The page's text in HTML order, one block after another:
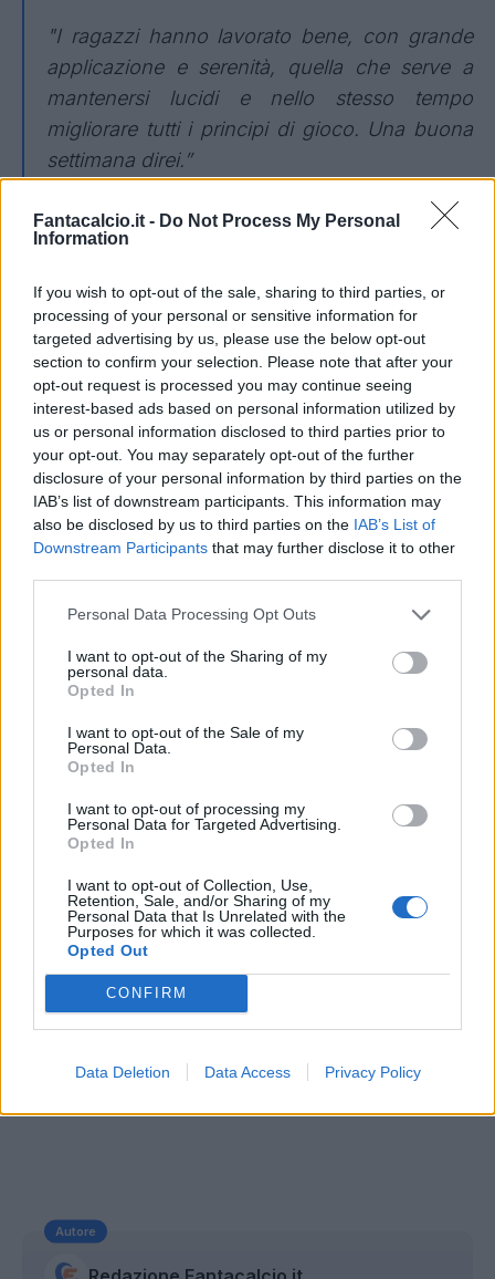
Fantacalcio.it - Do Not Process My Personal
Information
If you wish to opt-out of the sale, sharing to third parties, or
processing of your personal or sensitive information for
targeted advertising by us, please use the below opt-out
section to confirm your selection. Please note that after your
opt-out request is processed you may continue seeing
interest-based ads based on personal information utilized by
us or personal information disclosed to third parties prior to
your opt-out. You may separately opt-out of the further
disclosure of your personal information by third parties on the
IAB’s list of downstream participants. This information may
also be disclosed by us to third parties on the IAB’s List of
Downstream Participants that may further disclose it to other
Personal Data Processing Opt Outs
I want to opt-out of the Sharing of my
personal data.
Opted In
I want to opt-out of the Sale of my
Personal Data.
Opted In
I want to opt-out of processing my
Personal Data for Targeted Advertising.
Opted In
I want to opt-out of Collection, Use,
Retention, Sale, and/or Sharing of my
Personal Data that Is Unrelated with the
Purposes for which it was collected.
Opted Out
CONFIRM
Data Deletion Data Access Privacy Policy
"I ragazzi hanno lavorato bene, con grande
applicazione e serenità, quella che serve a
mantenersi lucidi e nello stesso tempo
migliorare tutti i principi di gioco. Una buona
settimana direi.”
Sottil su Udogie e Succes
acciaccati dall’ultima gara stanno entrambi
meglio. Hanno lavorato differenziato nei primi
due giorni e poi con il gruppo con regolarità.
Mi aspetto miglioramenti sia nella tenuta fisica
ma soprattutto nell’essere più continui nelle
performance.”
Sottil su Deulofeu e Samardzic:
“Riguardo a Deulofeu, ha fatto una settimana
dentro al gruppo, dovremo valutare oggi con i
miei collaboratori il da farsi. Per Samardzic, lui
quella dei suoi compagni. Da lui mi aspetto
molto, è un giocatore che alza la qualità del
centrocampo e sa anche finalizzare. Deve
solamente dare continuità negli allenamenti e
Autore